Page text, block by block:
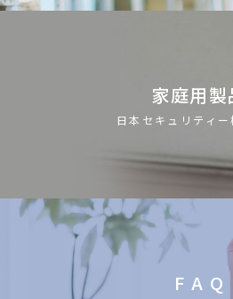
家庭用製
日本セキュリティ
F A Q